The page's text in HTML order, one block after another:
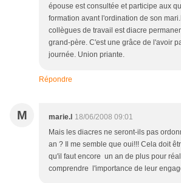
épouse est consultée et participe aux
formation avant l'ordination de son
collègues de travail est diacre
grand-père. C'est une grâce de l'avoir
journée. Union priante.
Répondre
M marie.l 18/06/2008 09:01
Mais les diacres ne seront-ils pas
an ? Il me semble que oui!!! Cela doit
qu'il faut encore un an de plus pour
comprendre l'importance de leur